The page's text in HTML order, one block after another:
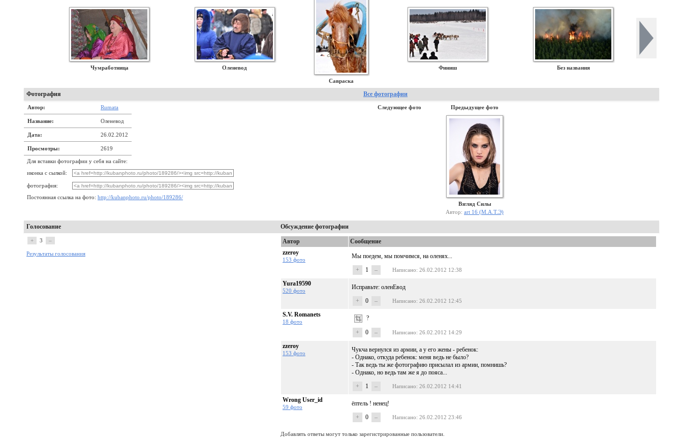
Чумработница Оленевод
Савраска
Финиш Без названия
Фотография Все фотографии
Автор: Rumata
Название: Оленевод
Дата: 26.02.2012
Просмотры: 2619
Для вставки фотографии у себя на сайте:
иконка с сылкой:
фотография:
Постоянная ссылка на фото: http://kubanphoto.ru/photo/189286/
Следующее фото Предыдущее фото
Взгляд Силы
Автор: art 16 (М.А.Т.Э)
Голосование Обсуждение фотографии
+ 3 –
Результаты голосования
Автор
Сообщение
zzeroy
153 фото
Мы поедем, мы помчимся, на оленях...
+
1 – Написано: 26.02.2012 12:38
Yura19590
520 фото
Исправьте: оленЕвод
+
0 – Написано: 26.02.2012 12:45
S.V. Romanets
18 фото ?
+ 0 – Написано: 26.02.2012 14:29
zzeroy
153 фото
Чукча вернулся из армии, а у его жены - ребенок:
- Однако, откуда ребенок: меня ведь не было?
- Так ведь ты же фотографию присылал из армии, помнишь?
- Однако, но ведь там же я до пояса...
+
1 – Написано: 26.02.2012 14:41
Wrong User_id
59 фото
ёптель ! ненец!
+
0 – Написано: 26.02.2012 23:46
Добавлять ответы могут только зарегистрированные пользователи.